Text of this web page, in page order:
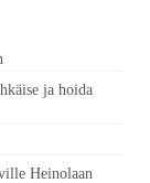
ja hoida
Heinolaan